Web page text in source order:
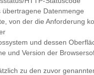
übertragene Datenmenge
von der die Anforderung
und dessen
und Version der
zu den zuvor